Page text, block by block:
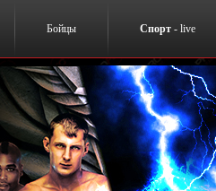
Бойцы Спорт - live